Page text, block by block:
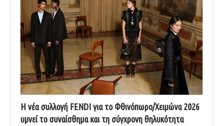
Η νέα συλλογή FENDI για το Φθινόπωρο/Χειμώνα 2026
υμνεί το συναίσθημα και τη σύγχρονη θηλυκότητα